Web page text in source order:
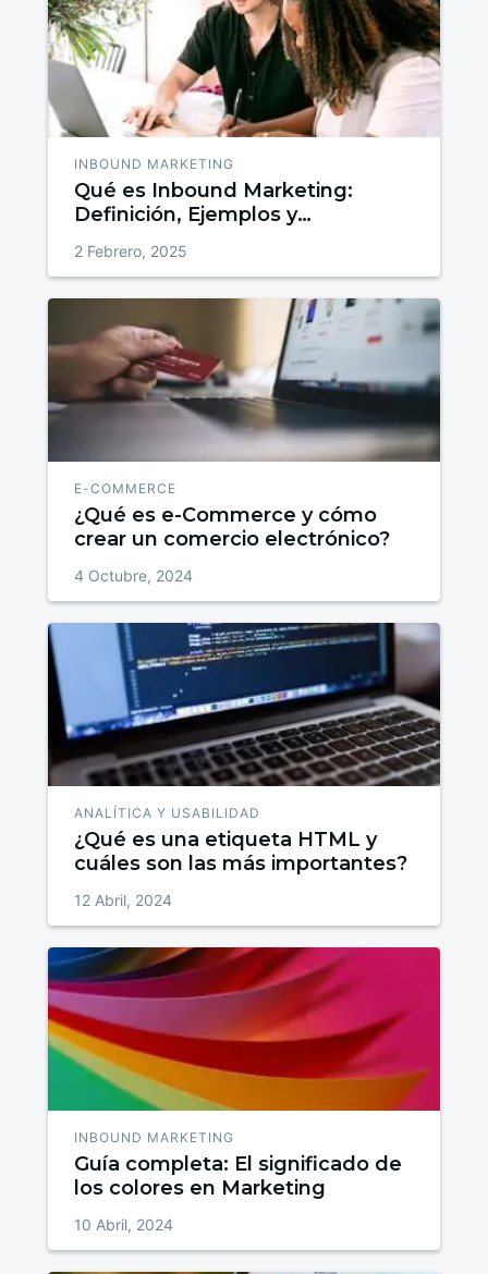
INBOUND MARKETING
Qué es Inbound Marketing:
Definición, Ejemplos y
y Fidelizar
2 Febrero, 2025
E-COMMERCE
¿Qué es e-Commerce y cómo
crear un comercio electrónico?
4 Octubre, 2024
ANALÍTICA Y USABILIDAD
¿Qué es una etiqueta HTML y
cuáles son las más importantes?
12 Abril, 2024
INBOUND MARKETING
Guía completa: El significado de
los colores en Marketing
10 Abril, 2024